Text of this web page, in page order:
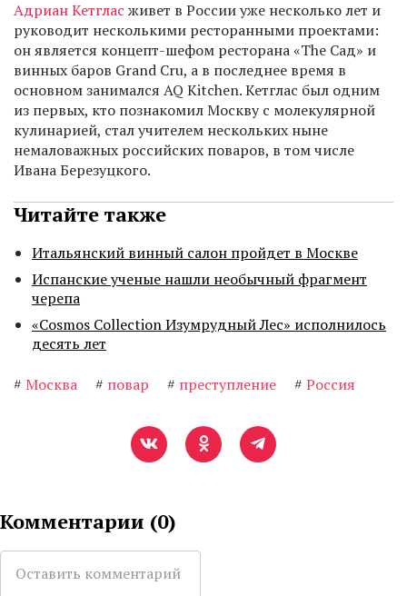
Адриан Кетглас живет в России уже несколько лет и
руководит несколькими ресторанными проектами:
он является концепт-шефом ресторана «The Сад» и
винных баров Grand Cru, а в последнее время в
основном занимался AQ Kitchen. Кетглас был одним
из первых, кто познакомил Москву с молекулярной
кулинарией, стал учителем нескольких ныне
немаловажных российских поваров, в том числе
Ивана Березуцкого.
Читайте также
Итальянский винный салон пройдет в Москве
Испанские ученые нашли необычный фрагмент
черепа
«Cosmos Collection Изумрудный Лес» исполнилось
десять лет
# Москва # повар # преступление # Россия
Комментарии (0)